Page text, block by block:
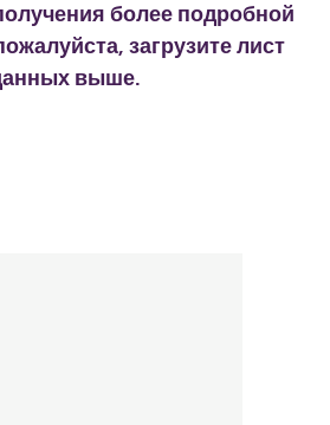
более подробной
загрузите лист
выше.